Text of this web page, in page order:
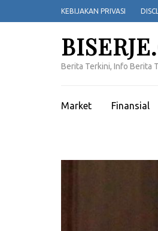
ke
KEBIJAKAN PRIVASI
Berita Terkini, Info Berita
Market Finansial